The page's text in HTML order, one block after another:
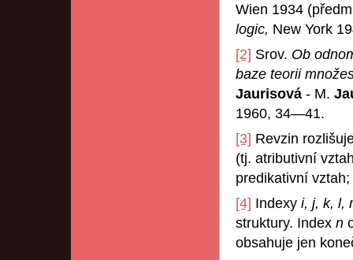
Wien 1934
logic, New York
[2] Srov. Ob
baze teorii
Jaurisová - M.
1960, 34—41.
[3] Revzin
(tj. atributivní
predikativní vztah;
[4] Indexy i, j, k, l,
struktury. Index n
obsahuje jen